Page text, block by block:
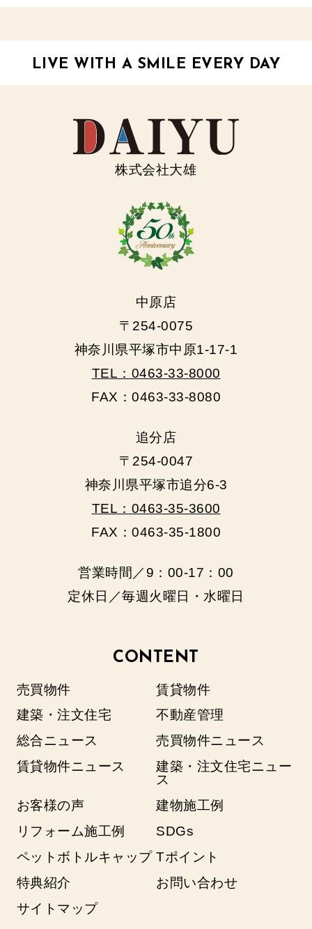
LIVE WITH A SMILE EVERY DAY
株式会社大雄
中原店
〒254-0075
神奈川県平塚市中原1-17-1
TEL：0463-33-8000
FAX：0463-33-8080
追分店
〒254-0047
神奈川県平塚市追分6-3
TEL：0463-35-3600
FAX：0463-35-1800
営業時間／9：00‐17：00
定休日／毎週火曜日・水曜日
CONTENT
売買物件
賃貸物件
建築・注文住宅
不動産管理
総合ニュース
売買物件ニュース
賃貸物件ニュース
建築・注文住宅ニュー
ス
お客様の声
建物施工例
リフォーム施工例
SDGs
ペットボトルキャップ Tポイント
特典紹介
お問い合わせ
サイトマップ